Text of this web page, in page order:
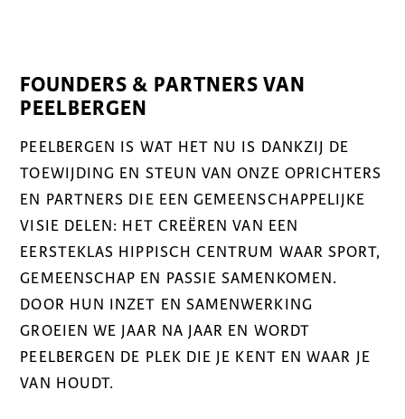
FOUNDERS & PARTNERS VAN
PEELBERGEN
PEELBERGEN IS WAT HET NU IS DANKZIJ DE
TOEWIJDING EN STEUN VAN ONZE OPRICHTERS
EN PARTNERS DIE EEN GEMEENSCHAPPELIJKE
VISIE DELEN: HET CREËREN VAN EEN
EERSTEKLAS HIPPISCH CENTRUM WAAR SPORT,
GEMEENSCHAP EN PASSIE SAMENKOMEN.
DOOR HUN INZET EN SAMENWERKING
GROEIEN WE JAAR NA JAAR EN WORDT
PEELBERGEN DE PLEK DIE JE KENT EN WAAR JE
VAN HOUDT.